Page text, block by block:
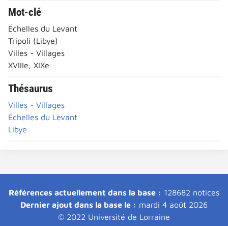
Mot-clé
Échelles du Levant
Tripoli (Libye)
Villes - Villages
XVIIIe, XIXe
Thésaurus
Villes - Villages
Échelles du Levant
Libye
Références actuellement dans la base : 128682 notices
Dernier ajout dans la base le : mardi 4 août 2026
© 2022 Université de Lorraine